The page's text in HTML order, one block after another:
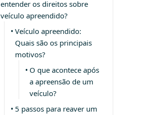
entender os direitos sobre
veículo apreendido?
Veículo apreendido:
Quais são os principais
motivos?
O que acontece após
a apreensão de um
veículo?
5 passos para reaver um